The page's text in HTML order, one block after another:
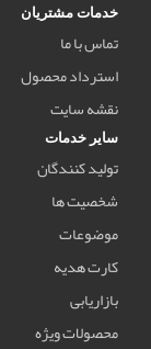
خدمات مشتریان
تماس با ما
استرداد محصول
نقشه سایت
سایر خدمات
تولید کنندگان
شخصیت ها
موضوعات
کارت هدیه
بازاریابی
محصولات ویژه